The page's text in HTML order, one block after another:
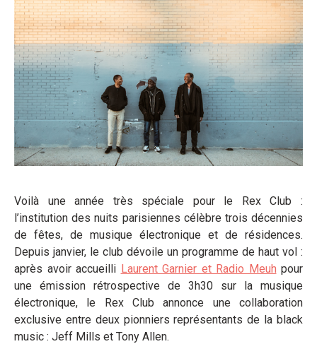
Voilà une année très spéciale pour le Rex Club :
l’institution des nuits parisiennes célèbre trois décennies
de fêtes, de musique électronique et de résidences.
Depuis janvier, le club dévoile un programme de haut vol :
après avoir accueilli Laurent Garnier et Radio Meuh pour
une émission rétrospective de 3h30 sur la musique
électronique, le Rex Club annonce une collaboration
exclusive entre deux pionniers représentants de la black
music : Jeff Mills et Tony Allen.